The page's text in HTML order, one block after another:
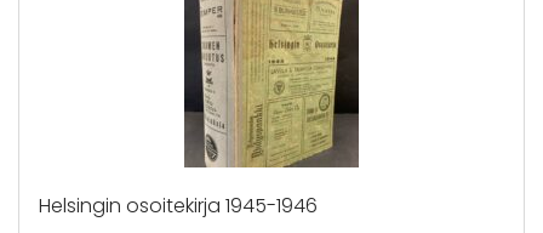
Helsingin osoitekirja 1945-1946